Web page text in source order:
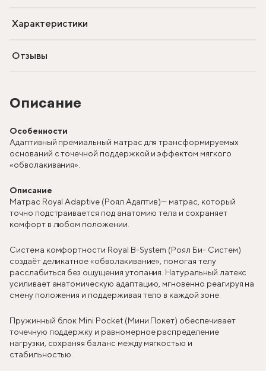
Описание
Особенности
Адаптивный премиальный матрас для трансформируемых
оснований с точечной поддержкой и эффектом мягкого
«обволакивания».
Описание
Матрас Royal Adaptive (Роял Адаптив)— матрас, который
точно подстраивается под анатомию тела и сохраняет
комфорт в любом положении.
Система комфортности Royal B-System (Роял Би- Систем)
создаёт деликатное «обволакивание», помогая телу
расслабиться без ощущения утопания. Натуральный латекс
усиливает анатомическую адаптацию, мгновенно реагируя на
смену положения и поддерживая тело в каждой зоне.
Пружинный блок Mini Pocket (Мини Покет) обеспечивает
точечную поддержку и равномерное распределение
нагрузки, сохраняя баланс между мягкостью и
стабильностью.
Характеристики
Отзывы